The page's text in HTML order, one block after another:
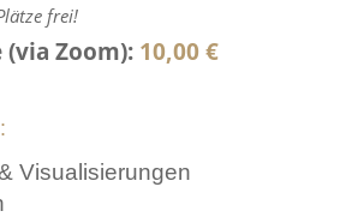
frei!
Zoom): 10,00 €
Visualisierungen